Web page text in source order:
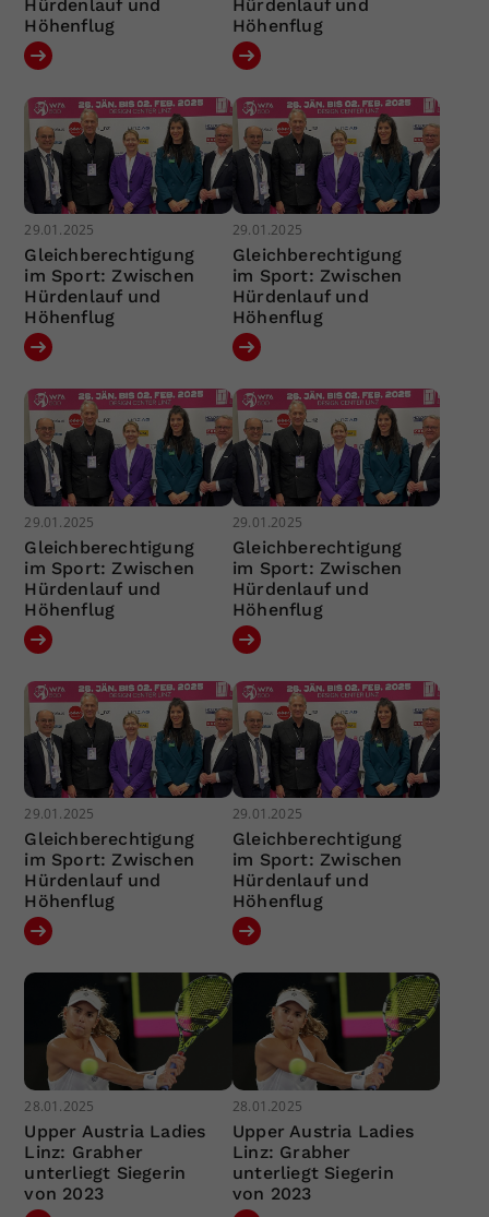
Hürdenlauf und
Höhenflug
Hürdenlauf und
Höhenflug
29.01.2025
Gleichberechtigung
im Sport: Zwischen
Hürdenlauf und
Höhenflug
29.01.2025
Gleichberechtigung
im Sport: Zwischen
Hürdenlauf und
Höhenflug
29.01.2025
Gleichberechtigung
im Sport: Zwischen
Hürdenlauf und
Höhenflug
29.01.2025
Gleichberechtigung
im Sport: Zwischen
Hürdenlauf und
Höhenflug
29.01.2025
Gleichberechtigung
im Sport: Zwischen
Hürdenlauf und
Höhenflug
29.01.2025
Gleichberechtigung
im Sport: Zwischen
Hürdenlauf und
Höhenflug
28.01.2025
Upper Austria Ladies
Linz: Grabher
unterliegt Siegerin
von 2023
28.01.2025
Upper Austria Ladies
Linz: Grabher
unterliegt Siegerin
von 2023